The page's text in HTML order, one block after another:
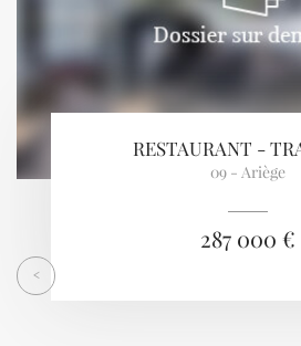
RESTAURANT -
09 - Ariège
287 000 €
<